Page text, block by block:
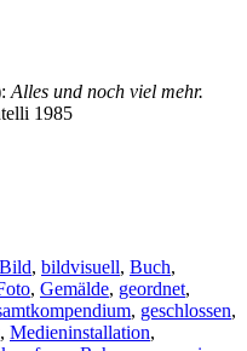
Alles und noch viel mehr.
1985
Bild, bildvisuell, Buch,
, Gemälde, geordnet,
, geschlossen,
, Medieninstallation,